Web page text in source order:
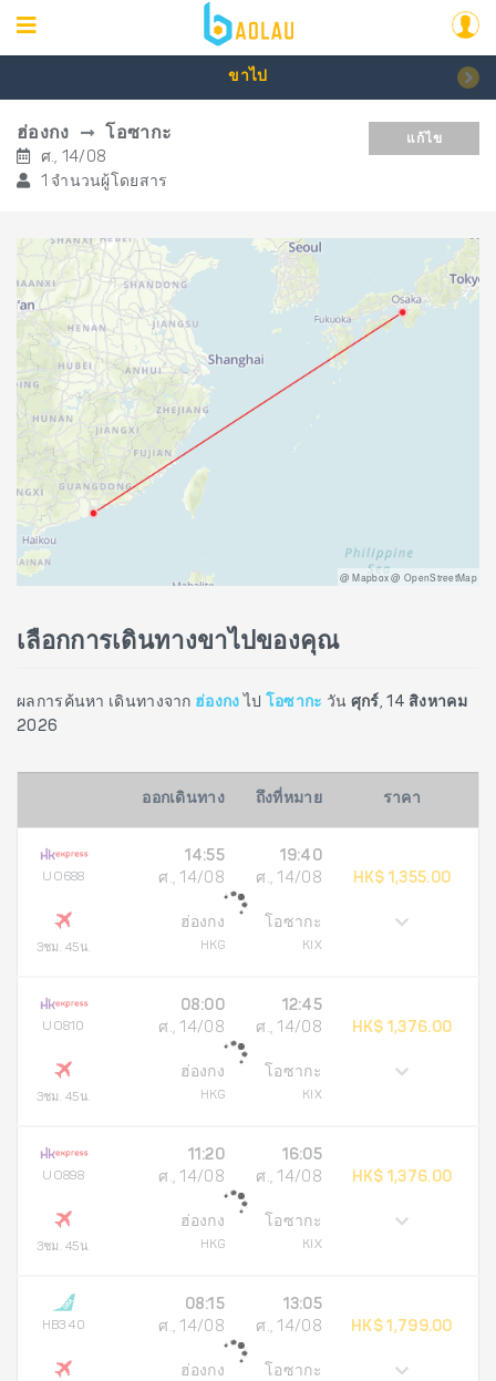
ขาไป
ฮ่องกง โอซากะ
ศ., 14/08
1 จำนวนผู้โดยสาร
แก้ไข
@ Mapbox @ OpenStreetMap
เลือกการเดินทางขาไปของคุณ
ผลการค้นหา เดินทางจาก ฮ่องกง ไป โอซากะ วัน ศุกร์, 14 สิงหาคม
2026
ออกเดินทาง ถึงที่หมาย ราคา
UO688
3ชม. 45น.
14:55
ศ., 14/08
ฮ่องกง
HKG
19:40
ศ., 14/08
โอซากะ
KIX
HK$ 1,355.00
UO810
3ชม. 45น.
08:00
ศ., 14/08
ฮ่องกง
HKG
12:45
ศ., 14/08
โอซากะ
KIX
HK$ 1,376.00
UO898
3ชม. 45น.
11:20
ศ., 14/08
ฮ่องกง
HKG
16:05
ศ., 14/08
โอซากะ
KIX
HK$ 1,376.00
HB340
08:15
ศ., 14/08
ฮ่องกง
13:05
ศ., 14/08
โอซากะ
HK$ 1,799.00